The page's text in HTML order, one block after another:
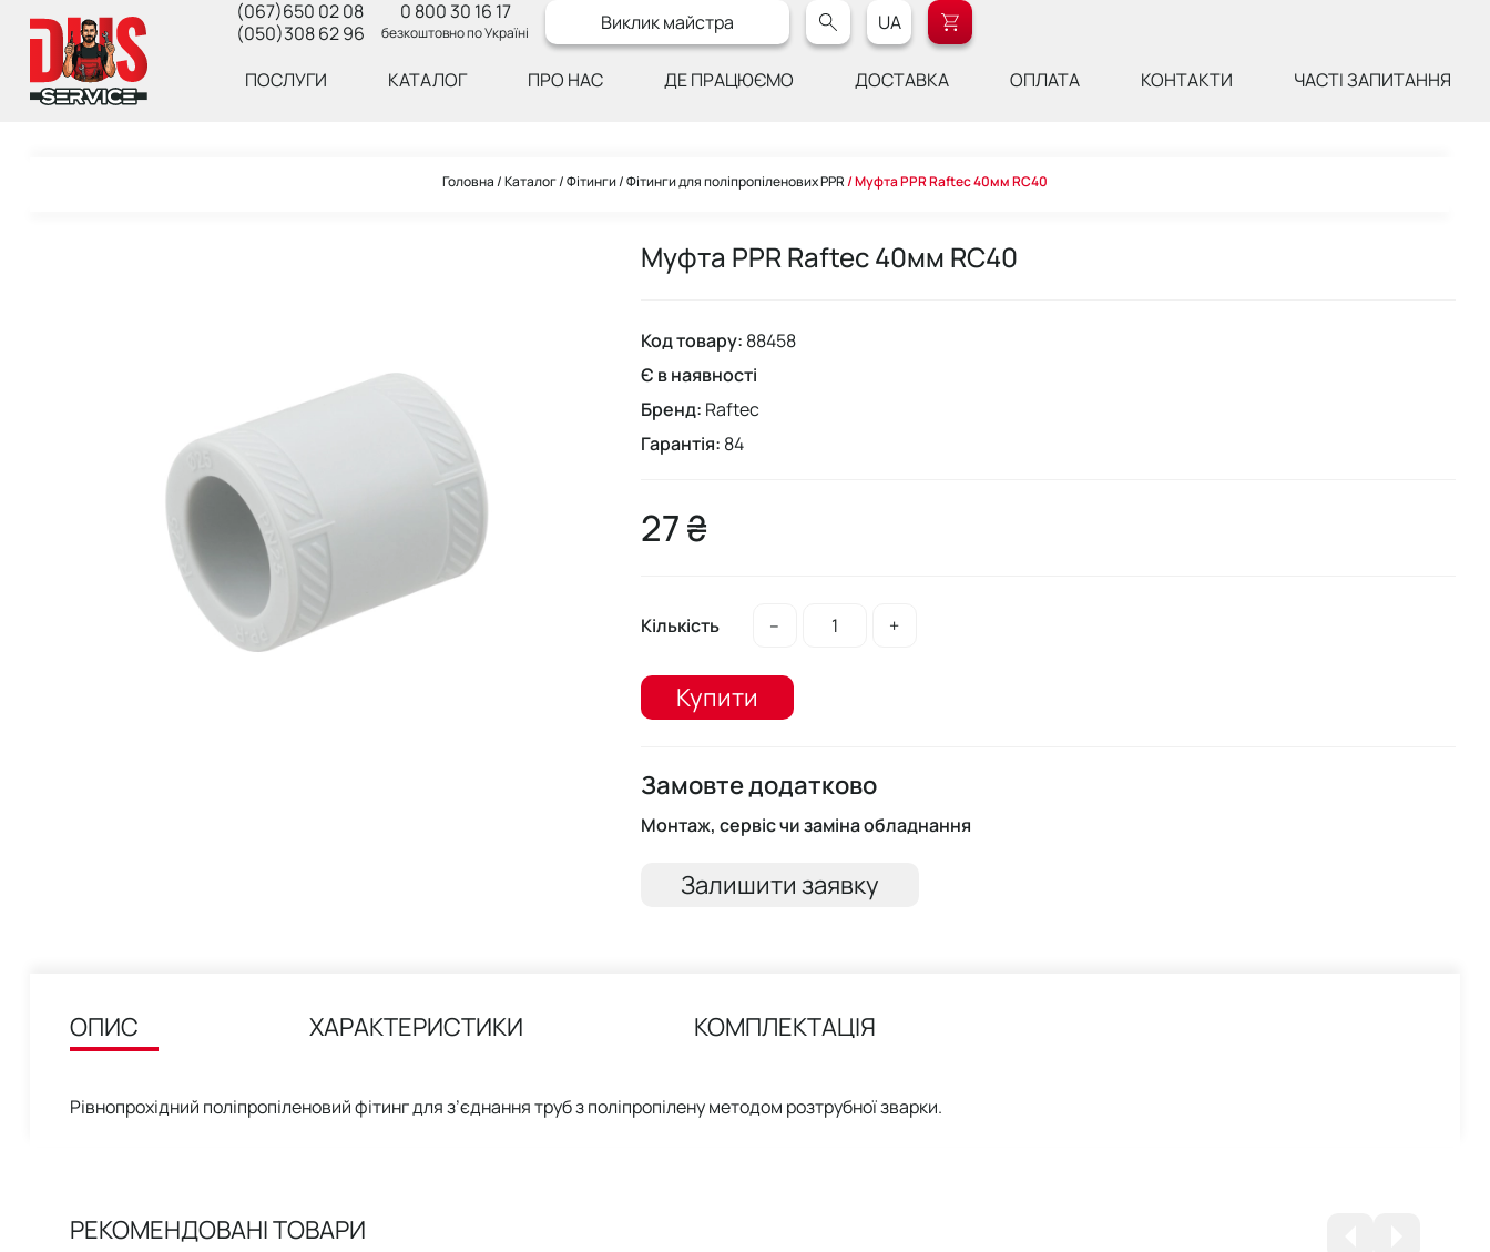
(067)650 02 08
(050)308 62 96
0 800 30 16 17
безкоштовно по Україні Виклик майстра UA
ПОСЛУГИ КАТАЛОГ ПРО НАС ДЕ ПРАЦЮЄМО ДОСТАВКА ОПЛАТА КОНТАКТИ ЧАСТІ ЗАПИТАННЯ
Головна Каталог Фітинги Фітинги для поліпропіленових PPR Муфта PPR Raftec 40мм RC40
Муфта PPR Raftec 40мм RC40
Код товару: 88458
Є в наявності
Бренд: Raftec
Гарантія: 84
27 ₴
Кількість – +
Купити
Замовте додатково
Монтаж, сервіс чи заміна обладнання
Залишити заявку
ОПИС ХАРАКТЕРИСТИКИ КОМПЛЕКТАЦІЯ
Рівнопрохідний поліпропіленовий фітинг для з’єднання труб з поліпропілену методом розтрубної зварки.
РЕКОМЕНДОВАНІ ТОВАРИ